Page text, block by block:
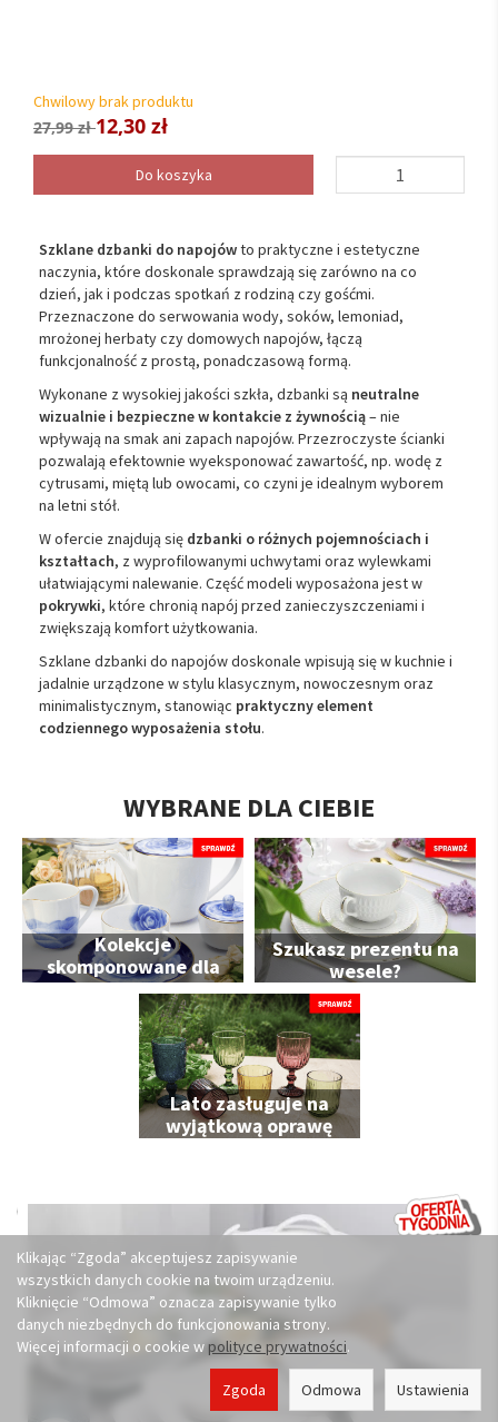
Chwilowy brak produktu
27,99 zł12,30 zł
Do koszyka
Szklane dzbanki do napojówto praktyczne i estetyczne
naczynia, które doskonale sprawdzają się zarówno na co
dzień, jak i podczas spotkań z rodziną czy gośćmi.
Przeznaczone do serwowania wody, soków, lemoniad,
mrożonej herbaty czy domowych napojów, łączą
funkcjonalność z prostą, ponadczasową formą.
Wykonane z wysokiej jakości szkła, dzbanki są neutralne
wizualnie i bezpieczne w kontakcie z żywnością– nie
wpływają na smak ani zapach napojów. Przezroczyste ścianki
pozwalają efektownie wyeksponować zawartość, np. wodę z
cytrusami, miętą lub owocami, co czyni je idealnym wyborem
na letni stół.
W ofercie znajdują się dzbanki o różnych pojemnościach i
kształtach, z wyprofilowanymi uchwytami oraz wylewkami
ułatwiającymi nalewanie. Część modeli wyposażona jest w
pokrywki, które chronią napój przed zanieczyszczeniami i
zwiększają komfort użytkowania.
Szklane dzbanki do napojów doskonale wpisują się w kuchnie i
jadalnie urządzone w stylu klasycznym, nowoczesnym oraz
minimalistycznym, stanowiąc praktyczny element
codziennego wyposażenia stołu.
WYBRANE DLA CIEBIE
Kolekcje
skomponowane dla
Ciebie
Szukasz prezentu na
wesele?
Lato zasługuje na
wyjątkową oprawę
Klikając “Zgoda” akceptujesz zapisywanie
wszystkich danych cookie na twoim urządzeniu.
Kliknięcie “Odmowa” oznacza zapisywanie tylko
danych niezbędnych do funkcjonowania strony.
Więcej informacji o cookie wpolityce prywatności.
Ustawienia
Odmowa
Zgoda